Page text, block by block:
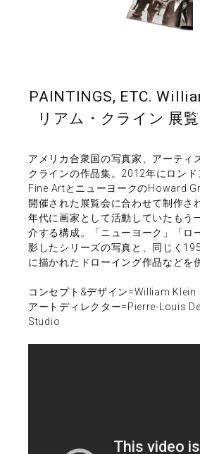
PAINTINGS, ETC.
リアム・クライン 展
アメリカ合衆国の写真家、アーティ
クラインの作品集。2012年にロン
Fine ArtとニューヨークのHoward
開催された展覧会に合わせて制作さ
年代に画家として活動していたもう
介する構成。「ニューヨーク」「ロ
影したシリーズの写真と、同じく
に描かれたドローイング作品などを
コンセプト&デザイン=William Klein
アートディレクター=Pierre-Louis
Studio